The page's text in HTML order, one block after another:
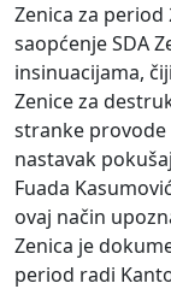
Zenica za period
saopćenje SDA
insinuacijama,
Zenice za
stranke provode
nastavak
Fuada
ovaj način
Zenica je
period radi